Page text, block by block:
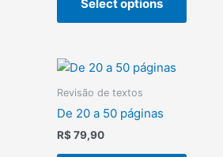
Select options
Revisão de textos
De 20 a 50 páginas
R$79,90